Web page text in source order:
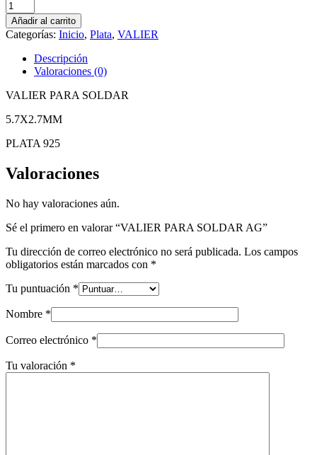
VALIER
PARA
SOLDAR
AG
cantidad
Añadir al carrito
Categorías: Inicio, Plata, VALIER
Descripción
Valoraciones (0)
VALIER PARA SOLDAR
5.7X2.7MM
PLATA 925
Valoraciones
No hay valoraciones aún.
Sé el primero en valorar “VALIER PARA SOLDAR AG”
Tu dirección de correo electrónico no será publicada. Los campos
obligatorios están marcados con *
Tu puntuación *
Nombre *
Correo electrónico *
Tu valoración *